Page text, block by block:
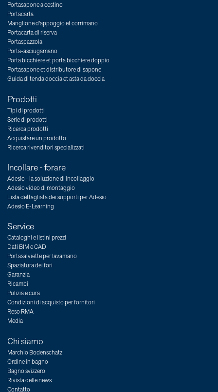
Portasapone a cestino
Portacarta
Manglione d'appoggio et corrimano
Portacarta di riserva
Portaspazzola
Porta-asciugamano
Porta bicchiere et porta bicchiere doppio
Portasapone et distributore di sapone
Guida di tenda doccia et asta da doccia
Prodotti
Tipi di prodotti
Serie di prodotti
Ricerca prodotti
Acquistare un prodotto
Ricerca rivenditori specializzati
Incollare - forare
Adesio - la soluzione di incollaggio
Adesio video di montaggio
Lista dettagliata dei supporti per Adesio
Adesio E-Learning
Service
Cataloghi e listini prezzi
Dati BIM e CAD
Portasalviette per lavamano
Spaziatura dei fori
Garanzia
Ricambi
Pulizia e cura
Condizioni di acquisto per fornitori
Reso RMA
Media
Chi siamo
Marchio Bodenschatz
Ordine in bagno
Bagno svizzero
Rivista delle news
Contatto